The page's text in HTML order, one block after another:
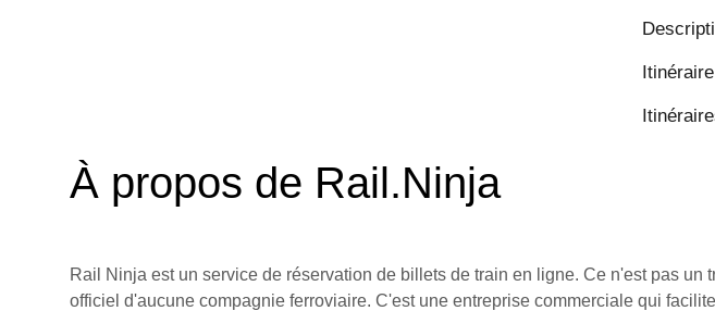
À propos de Rail.Ninja
Rail Ninja est un service de réservation de billets de train en ligne. Ce n'est pas
officiel d'aucune compagnie ferroviaire. C'est une entreprise commerciale qui